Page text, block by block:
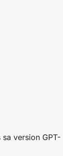
version GPT-